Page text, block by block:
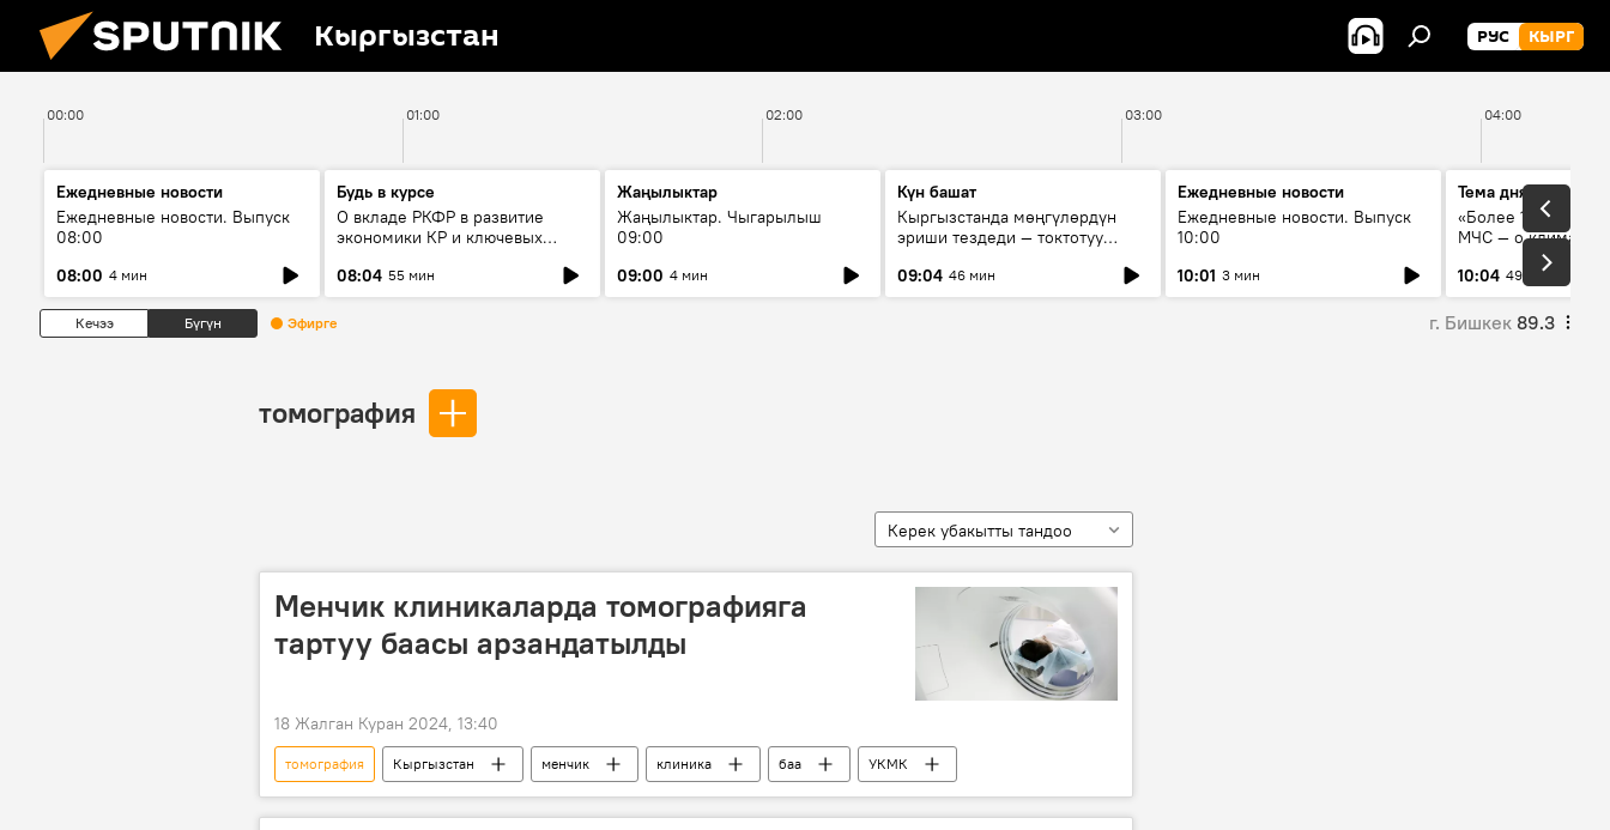
Кыргызстан РУС КЫРГ
00:00 01:00 02:00 03:00 04:00
Ежедневные новости
Ежедневные новости. Выпуск
08:00
08:00 4 мин
Будь в курсе
О вкладе РКФР в развитие
экономики КР и ключевых
08:04 55 мин
Жаңылыктар
Жаңылыктар. Чыгарылыш
09:00
09:00 4 мин
Күн башат
Кыргызстанда мөңгүлөрдүн
эриши тездеди — токтотуу
09:04 46 мин
Ежедневные новости
Ежедневные новости. Выпуск
10:00
10:01 3 мин
Тема дня
«Более 1200 сёл в
МЧС — о климате,
системе
населения
10:04 49 мин
Кечээ Бүгүн Эфирге г. Бишкек 89.3
томография
Керек убакытты тандоо
Менчик клиникаларда томографияга
тартуу баасы арзандатылды
18 Жалган Куран 2024, 13:40
томография Кыргызстан менчик клиника баа УКМК